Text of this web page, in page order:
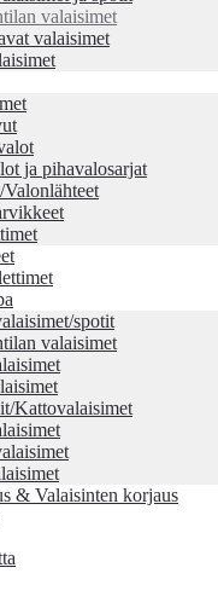
valaisimet
valaisimet
ja pihavalosarjat
spotit
valaisimet
Kattovalaisimet
& Valaisinten korjaus